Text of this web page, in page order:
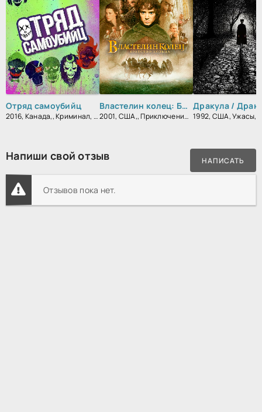
Отряд самоубийц
2016, Канада,, Криминал, Приключения, Фантастика, Фэнтези, Блокбастер, Боевик, Триллер, Зарубежный
Властелин колец: Братство кольца
2001, США,, Приключения, Фэнтези, Боевик, Зарубежный
Напиши свой отзыв НАПИСАТЬ
Отзывов пока нет.